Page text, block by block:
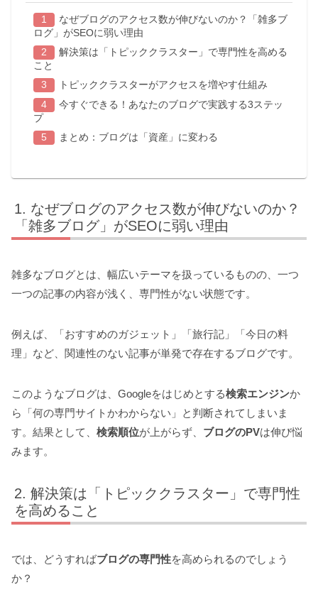
なぜブログのアクセス数が伸びないのか？「雑多ブ
ログ」がSEOに弱い理由
解決策は「トピッククラスター」で専門性を高める
こと
トピッククラスターがアクセスを増やす仕組み
今すぐできる！あなたのブログで実践する3ステッ
プ
まとめ：ブログは「資産」に変わる
なぜブログのアクセス数が伸びないのか？
「雑多ブログ」がSEOに弱い理由
雑多なブログとは、幅広いテーマを扱っているものの、一つ
一つの記事の内容が浅く、専門性がない状態です。
例えば、「おすすめのガジェット」「旅行記」「今日の料
理」など、関連性のない記事が単発で存在するブログです。
このようなブログは、Googleをはじめとする検索エンジンか
ら「何の専門サイトかわからない」と判断されてしまいま
す。結果として、 検索順位が上がらず、 ブログのPVは伸び悩
みます。
解決策は「トピッククラスター」で専門性
を高めること
では、どうすればブログの専門性を高められるのでしょう
か？